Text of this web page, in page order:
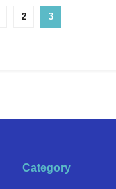
2 3
Category